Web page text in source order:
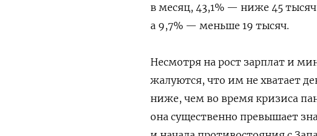
в месяц, 43,1% — ниже 45
а 9,7% — меньше 19 тысяч.
Несмотря на рост зарплат и
жалуются, что им не хватает
ниже, чем во время кризиса
она существенно превышает